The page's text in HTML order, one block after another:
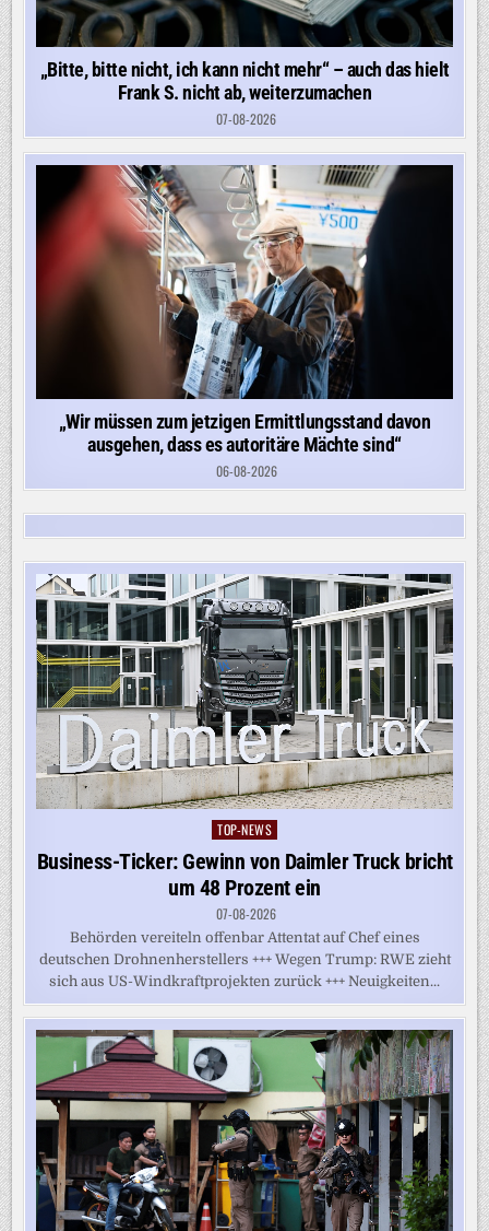
„Bitte, bitte nicht, ich kann nicht mehr“ – auch das hielt
Frank S. nicht ab, weiterzumachen
07-08-2026
„Wir müssen zum jetzigen Ermittlungsstand davon
ausgehen, dass es autoritäre Mächte sind“
06-08-2026
Posted
in
TOP-NEWS
Business-Ticker: Gewinn von Daimler Truck bricht
um 48 Prozent ein
07-08-2026
Behörden vereiteln offenbar Attentat auf Chef eines
deutschen Drohnenherstellers +++ Wegen Trump: RWE zieht
sich aus US-Windkraftprojekten zurück +++ Neuigkeiten...